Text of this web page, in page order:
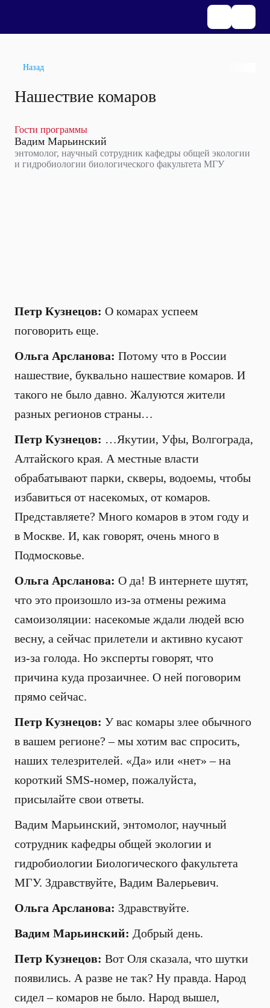
Назад
Нашествие комаров
Гости программы
Вадим Марьинский
энтомолог, научный сотрудник кафедры общей экологии
и гидробиологии биологического факультета МГУ
Петр Кузнецов: О комарах успеем
поговорить еще.
Ольга Арсланова: Потому что в России
нашествие, буквально нашествие комаров. И
такого не было давно. Жалуются жители
разных регионов страны…
Петр Кузнецов: …Якутии, Уфы, Волгограда,
Алтайского края. А местные власти
обрабатывают парки, скверы, водоемы, чтобы
избавиться от насекомых, от комаров.
Представляете? Много комаров в этом году и
в Москве. И, как говорят, очень много в
Подмосковье.
Ольга Арсланова: О да! В интернете шутят,
что это произошло из-за отмены режима
самоизоляции: насекомые ждали людей всю
весну, а сейчас прилетели и активно кусают
из-за голода. Но эксперты говорят, что
причина куда прозаичнее. О ней поговорим
прямо сейчас.
Петр Кузнецов: У вас комары злее обычного
в вашем регионе? – мы хотим вас спросить,
наших телезрителей. «Да» или «нет» – на
короткий SMS-номер, пожалуйста,
присылайте свои ответы.
Вадим Марьинский, энтомолог, научный
сотрудник кафедры общей экологии и
гидробиологии Биологического факультета
МГУ. Здравствуйте, Вадим Валерьевич.
Ольга Арсланова: Здравствуйте.
Вадим Марьинский: Добрый день.
Петр Кузнецов: Вот Оля сказала, что шутки
появились. А разве не так? Ну правда. Народ
сидел – комаров не было. Народ вышел,